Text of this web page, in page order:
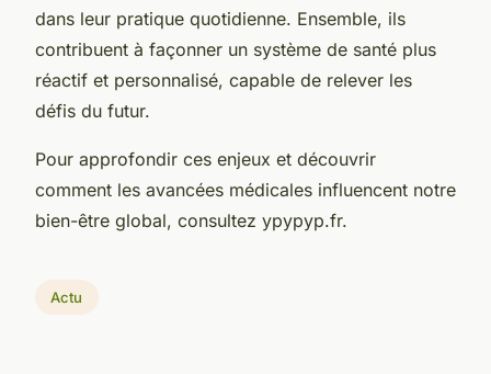
dans leur pratique quotidienne. Ensemble, ils
contribuent à façonner un système de santé plus
réactif et personnalisé, capable de relever les
défis du futur.
Pour approfondir ces enjeux et découvrir
comment les avancées médicales influencent notre
bien-être global, consultez ypypyp.fr.
Actu